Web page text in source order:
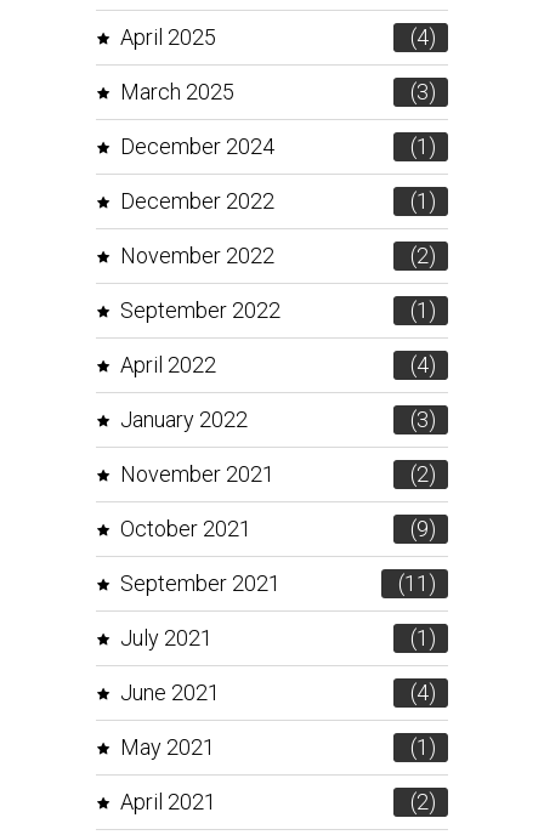
April 2025 (4)
March 2025 (3)
December 2024 (1)
December 2022 (1)
November 2022 (2)
September 2022 (1)
April 2022 (4)
January 2022 (3)
November 2021 (2)
October 2021 (9)
September 2021 (11)
July 2021 (1)
June 2021 (4)
May 2021 (1)
April 2021 (2)